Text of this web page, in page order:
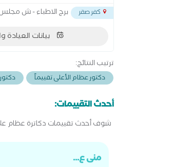
كفر صقر برج الاطباء - ش
بيانات العيادة
ترتيب النتائج:
دكتور عظام الأعلى تقييماً
أحدث التقييمات:
شوف أحدث تقييمات دكاترة عظام
منى ع...